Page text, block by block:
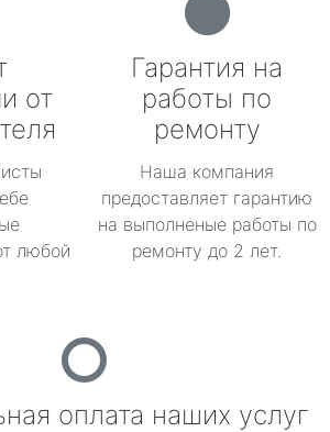
от
любой
Гарантия на
работы по
ремонту
Наша компания
предоставляет гарантию
на выполненые работы по
ремонту до 2 лет.
оплата наших услуг